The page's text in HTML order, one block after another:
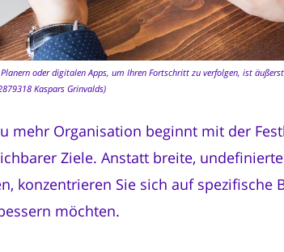
oder digitalen Apps, um Ihren Fortschritt zu verfolgen, ist
Kaspars Grinvalds)
mehr Organisation beginnt mit der
Ziele. Anstatt breite,
konzentrieren Sie sich auf spezifische
möchten.